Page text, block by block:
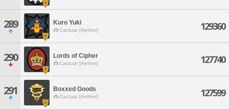
289 Kuro Yuki
Cactuar [Aether] 129360
290 Lords of Cipher
Cactuar [Aether] 127740
291 Boxxed Goods
Cactuar [Aether] 127599